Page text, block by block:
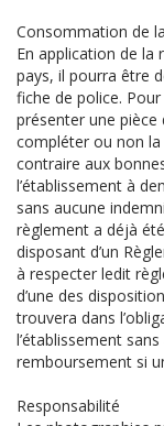
Consommation de
En application de la
pays, il pourra être
fiche de police.
présenter une pièce
compléter ou non
contraire aux
l’établissement à
sans aucune
règlement a déjà
disposant d’un
à respecter ledit
d’une des
trouvera dans
l’établissement
remboursement si
Responsabilité